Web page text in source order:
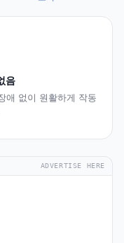
음
애 없이 원활하게 작동
ADVERTISE HERE